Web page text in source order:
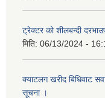
ट्रेक्टर को शीलबन्दी
मिति: 06/13/2024 -
क्याटलग खरीद बिधिवाट
सूचना ।